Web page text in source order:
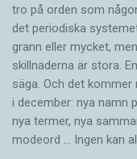
tro på orden som
det periodiska
grann eller mycket,
skillnaderna är stora.
säga. Och det kommer
i december: nya namn
nya termer, nya
modeord … Ingen kan